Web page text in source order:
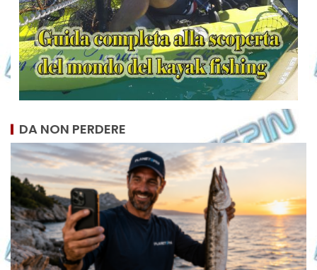
DA NON PERDERE